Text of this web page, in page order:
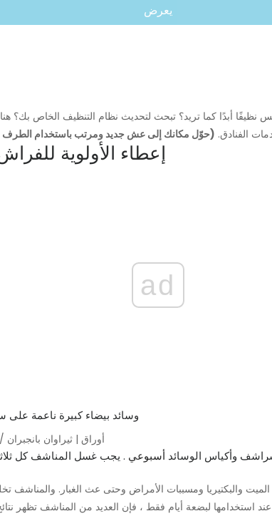
يعرض
أبدًا كما تريد؟ تبحث لتحديث نظام التنظيف الخاص بك؟
الفنادق. (حوّل مكانك إلى عش جديد ومرتب باستخدام الطرف
1. إعطاء الأولوية
ad
أوراق | ثيراوان
وأكياس الوسائد أسبوعي
والبكتيريا ومسببات الأمراض وحتى عث الغبار. والمناشف
استخدامها لبضعة أيام فقط ، فإن العديد من المناشف تظهر